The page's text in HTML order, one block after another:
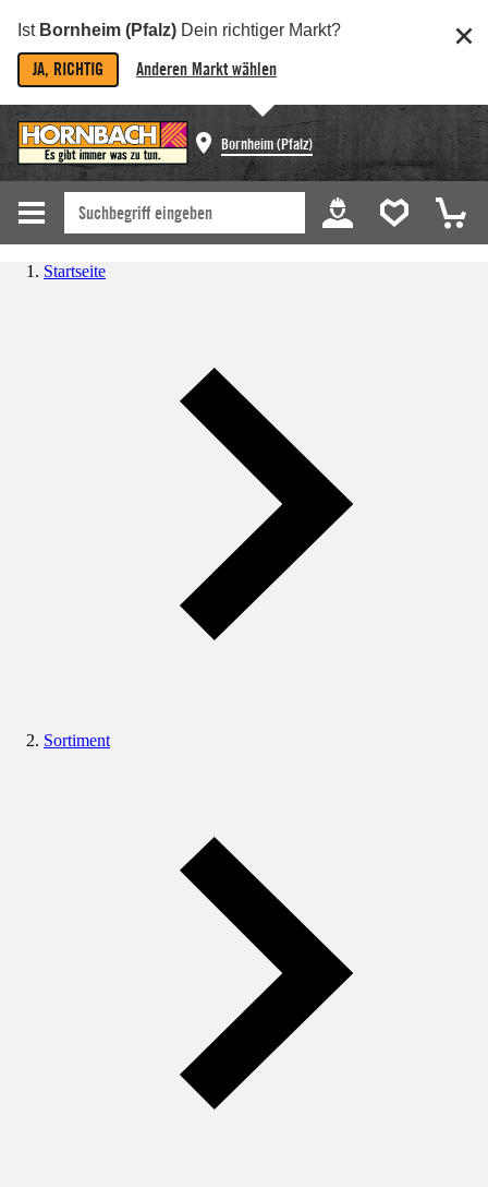
Ist Bornheim (Pfalz) Dein richtiger Markt?
JA, RICHTIG Anderen Markt wählen
Bornheim (Pfalz)
Startseite
Sortiment